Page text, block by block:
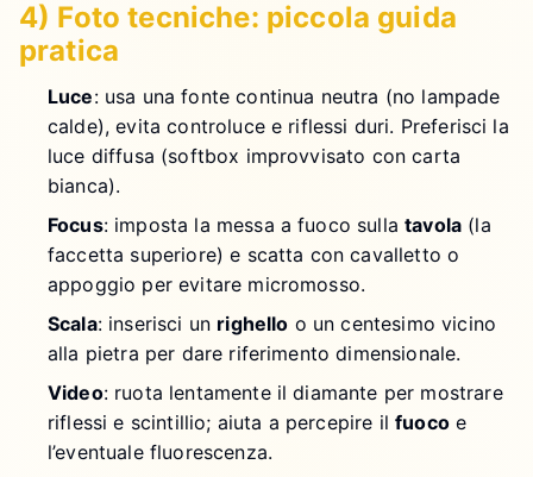
4) Foto tecniche: piccola guida
pratica
Luce: usa una fonte continua neutra (no lampade
calde), evita controluce e riflessi duri. Preferisci la
luce diffusa (softbox improvvisato con carta
bianca).
Focus: imposta la messa a fuoco sullatavola (la
faccetta superiore) e scatta con cavalletto o
appoggio per evitare micromosso.
Scala: inserisci un righello o un centesimo vicino
alla pietra per dare riferimento dimensionale.
Video: ruota lentamente il diamante per mostrare
riflessi e scintillio; aiuta a percepire ilfuocoe
l’eventuale fluorescenza.